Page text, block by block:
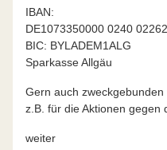
IBAN:
DE1073350000 0240
BIC: BYLADEM1ALG
Sparkasse Allgäu
Gern auch
z.B. für die Aktionen gegen
weiter